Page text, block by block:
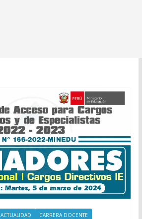
ACTUALIDAD
CARRERA DOCENTE